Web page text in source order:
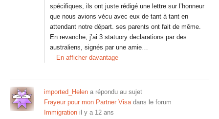
spécifiques, ils ont juste rédigé une lettre sur l’honneur
que nous avions vécu avec eux de tant à tant en
attendant notre départ. ses parents ont fait de même.
En revanche, j’ai 3 statuory declarations par des
australiens, signés par une amie…
En afficher davantage
imported_Helen a répondu au sujet
Frayeur pour mon Partner Visadans le forum
Immigration il y a 12 ans